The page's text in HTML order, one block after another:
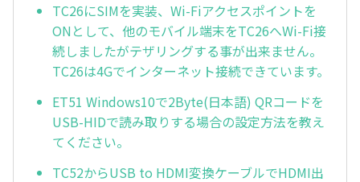
TC26にSIMを実装、Wi-Fiアクセスポイントを
ONとして、他のモバイル端末をTC26へWi-Fi接
続しましたがテザリングする事が出来ません。
TC26は4Gでインターネット接続できています。
ET51 Windows10で2Byte(日本語) QRコードを
USB-HIDで読み取りする場合の設定方法を教え
てください。
TC52からUSB to HDMI変換ケーブルでHDMI出